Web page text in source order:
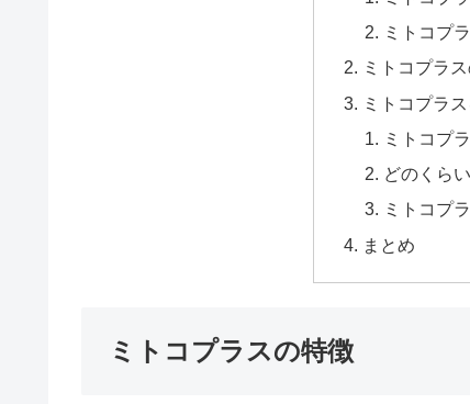
ミトコプ
ミトコプラ
ミトコプラ
ミトコプ
どのくら
ミトコプ
まとめ
ミトコプラスの特徴